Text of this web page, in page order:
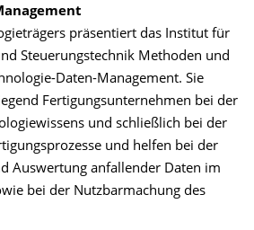
präsentiert das Institut für
Steuerungstechnik Methoden und
Daten-Management. Sie
Fertigungsunternehmen bei der
und schließlich bei der
und helfen bei der
Auswertung anfallender Daten im
bei der Nutzbarmachung des